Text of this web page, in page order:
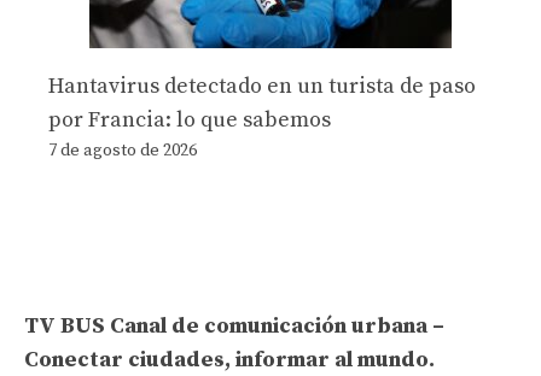
Hantavirus detectado en un turista de paso
por Francia: lo que sabemos
7 de agosto de 2026
TV BUS Canal de comunicación urbana –
Conectar ciudades, informar al mundo.